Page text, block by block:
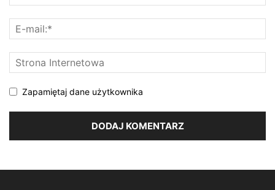
Zapamiętaj dane użytkownika